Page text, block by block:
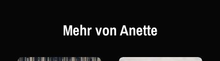
Mehr von Anette